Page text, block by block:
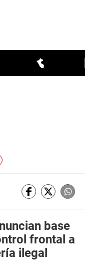
base
frontal a
ilegal